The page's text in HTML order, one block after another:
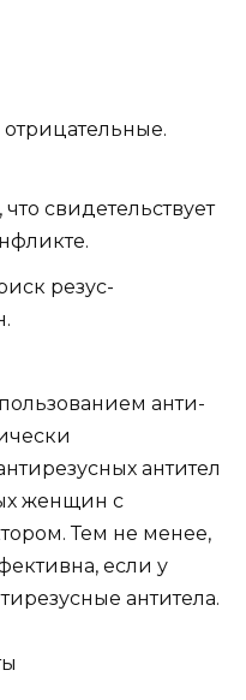
свидетельствует
резус-
анти-
антител
женщин с
Тем не менее,
если у
антитела.